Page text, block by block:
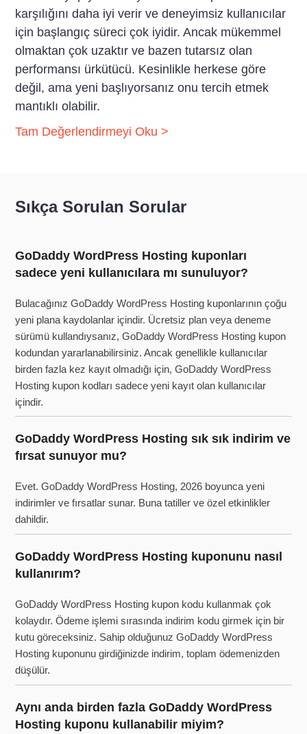
karşılığını daha iyi verir ve deneyimsiz kullanıcılar
için başlangıç süreci çok iyidir. Ancak mükemmel
olmaktan çok uzaktır ve bazen tutarsız olan
performansı ürkütücü. Kesinlikle herkese göre
değil, ama yeni başlıyorsanız onu tercih etmek
mantıklı olabilir.
Tam Değerlendirmeyi Oku >
Sıkça Sorulan Sorular
GoDaddy WordPress Hosting kuponları
sadece yeni kullanıcılara mı sunuluyor?
Bulacağınız GoDaddy WordPress Hosting kuponlarının çoğu
yeni plana kaydolanlar içindir. Ücretsiz plan veya deneme
sürümü kullandıysanız, GoDaddy WordPress Hosting kupon
kodundan yararlanabilirsiniz. Ancak genellikle kullanıcılar
birden fazla kez kayıt olmadığı için, GoDaddy WordPress
Hosting kupon kodları sadece yeni kayıt olan kullanıcılar
içindir.
GoDaddy WordPress Hosting sık sık indirim ve
fırsat sunuyor mu?
Evet. GoDaddy WordPress Hosting, 2026 boyunca yeni
indirimler ve fırsatlar sunar. Buna tatiller ve özel etkinlikler
dahildir.
GoDaddy WordPress Hosting kuponunu nasıl
kullanırım?
GoDaddy WordPress Hosting kupon kodu kullanmak çok
kolaydır. Ödeme işlemi sırasında indirim kodu girmek için bir
kutu göreceksiniz. Sahip olduğunuz GoDaddy WordPress
Hosting kuponunu girdiğinizde indirim, toplam ödemenizden
düşülür.
Aynı anda birden fazla GoDaddy WordPress
Hosting kuponu kullanabilir miyim?